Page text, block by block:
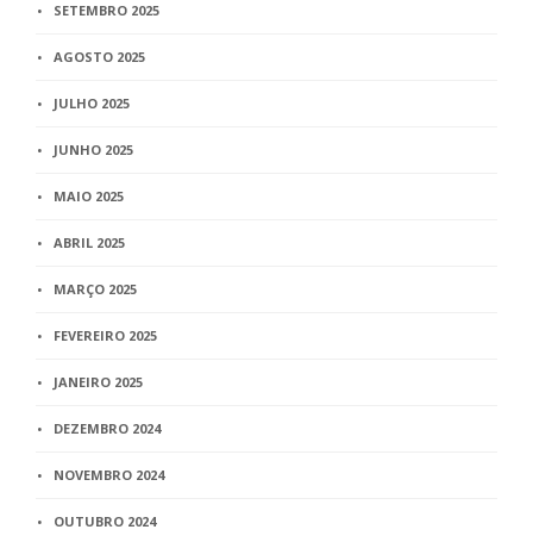
SETEMBRO 2025
AGOSTO 2025
JULHO 2025
JUNHO 2025
MAIO 2025
ABRIL 2025
MARÇO 2025
FEVEREIRO 2025
JANEIRO 2025
DEZEMBRO 2024
NOVEMBRO 2024
OUTUBRO 2024